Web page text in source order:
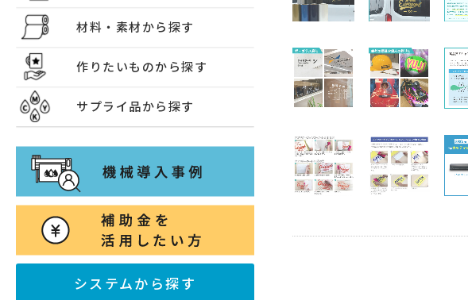
材料・素材から探す
作りたいものから探す
サプライ品から探す
システムから探す